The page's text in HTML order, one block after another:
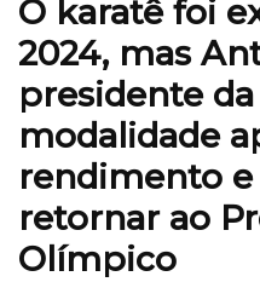
O karatê foi
2024, mas
presidente
modalidade
rendimento
retornar ao
Olímpico